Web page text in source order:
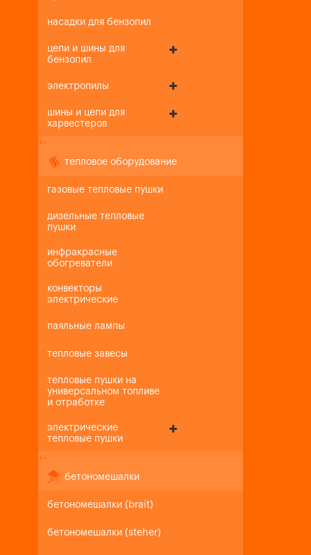
насадки для бензопил
цепи и шины для
бензопил
электропилы
шины и цепи для
харвестеров
+-
тепловое оборудование
газовые тепловые пушки
дизельные тепловые
пушки
инфракрасные
обогреватели
конвекторы
электрические
паяльные лампы
тепловые завесы
тепловые пушки на
универсальном топливе
и отработке
электрические
тепловые пушки
+-
бетономешалки
бетономешалки (brait)
бетономешалки (steher)